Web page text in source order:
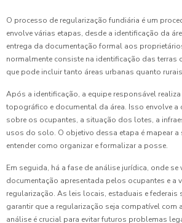
O processo de regularização fundiária é um
envolve várias etapas, desde a identificação da
entrega da documentação formal aos
normalmente consiste na identificação das terras
que pode incluir tanto áreas urbanas quanto
Após a identificação, a equipe responsável
topográfico e documental da área. Isso envolve a
sobre os ocupantes, a situação dos lotes, a
usos do solo. O objetivo dessa etapa é mapear a
entender como organizar e formalizar a posse.
Em seguida, há a fase de análise jurídica, onde
documentação apresentada pelos ocupantes e a
regularização. As leis locais, estaduais e federais
garantir que a regularização seja compatível com
análise é crucial para evitar futuros problemas